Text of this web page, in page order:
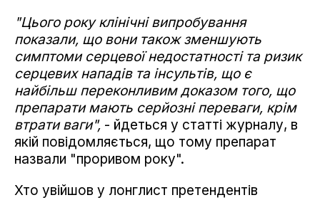
"Цього року клінічні випробування
показали, що вони також зменшують
симптоми серцевої недостатності та ризик
серцевих нападів та інсультів, що є
найбільш переконливим доказом того, що
препарати мають серйозні переваги, крім
втрати ваги", - йдеться у статті журналу, в
якій повідомляється, що тому препарат
назвали "проривом року".
Хто увійшов у лонглист претендентів